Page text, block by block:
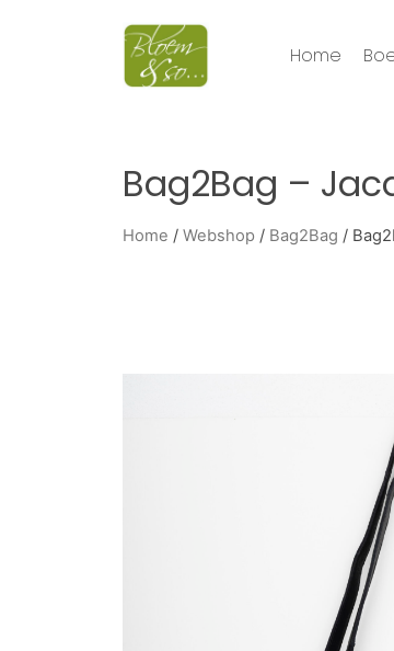
Home
Bag2Bag –
Home / Webshop / Bag2Bag /